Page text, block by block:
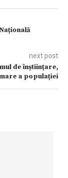
next post
de înștiințare,
a populației